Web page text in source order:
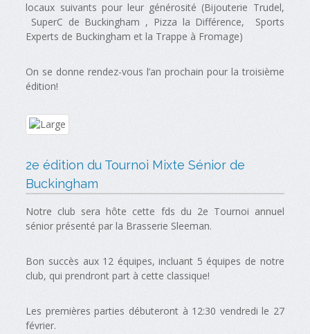
locaux suivants pour leur générosité (Bijouterie Trudel,
SuperC de Buckingham , Pizza la Différence, Sports
Experts de Buckingham et la Trappe à Fromage)
On se donne rendez-vous l’an prochain pour la troisième
édition!
2e édition du Tournoi Mixte Sénior de
Buckingham
Notre club sera hôte cette fds du 2e Tournoi annuel
sénior présenté par la Brasserie Sleeman.
Bon succès aux 12 équipes, incluant 5 équipes de notre
club, qui prendront part à cette classique!
Les premières parties débuteront à 12:30 vendredi le 27
février.